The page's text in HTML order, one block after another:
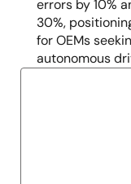
errors by 10%
30%,
for OEMs
autonomous